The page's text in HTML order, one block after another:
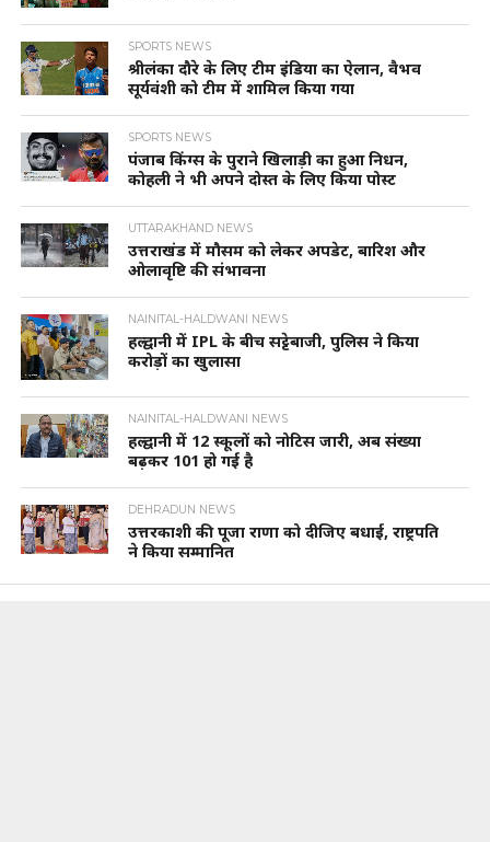
SPORTS NEWS
श्रीलंका दौरे के लिए टीम इंडिया का ऐलान, वैभव
सूर्यवंशी को टीम में शामिल किया गया
SPORTS NEWS
पंजाब किंग्स के पुराने खिलाड़ी का हुआ निधन,
कोहली ने भी अपने दोस्त के लिए किया पोस्ट
UTTARAKHAND NEWS
उत्तराखंड में मौसम को लेकर अपडेट, बारिश और
ओलावृष्टि की संभावना
NAINITAL-HALDWANI NEWS
हल्द्वानी में IPL के बीच सट्टेबाजी, पुलिस ने किया
करोड़ों का खुलासा
NAINITAL-HALDWANI NEWS
हल्द्वानी में 12 स्कूलों को नोटिस जारी, अब संख्या
बढ़कर 101 हो गई है
DEHRADUN NEWS
उत्तरकाशी की पूजा राणा को दीजिए बधाई, राष्ट्रपति
ने किया सम्मानित